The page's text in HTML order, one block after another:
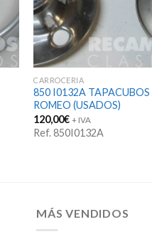
CARROCERIA
850 I0132A TAPACUBOS
ROMEO (USADOS)
120,00€ + IVA
Ref. 850I0132A
MÁS VENDIDOS